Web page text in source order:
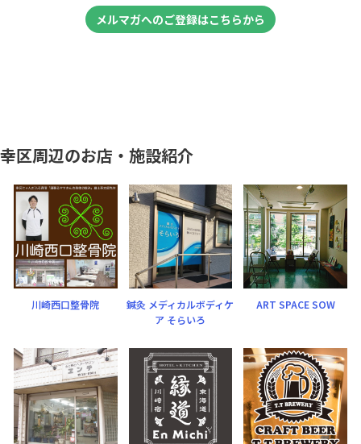
メルマガへのご登録はこちらから
幸区周辺のお店・施設紹介
川崎西口整骨院
鍼灸 メディカルボディケ
ア そらいろ
ART SPACE SOW